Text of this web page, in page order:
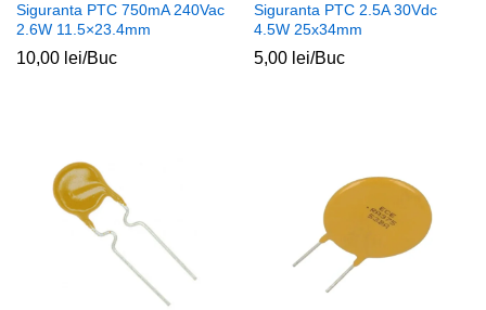
Siguranta PTC 750mA 240Vac
2.6W 11.5×23.4mm
10,00 lei/Buc
Siguranta PTC 2.5A 30Vdc
4.5W 25x34mm
5,00 lei/Buc